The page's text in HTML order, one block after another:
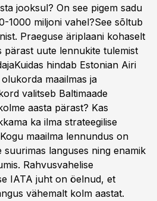
jooksul? On see pigem sadu
1000 miljoni vahel?See sõltub
Praeguse äriplaani kohaselt
pärast uute lennukite tulemist
hindab Estonian Airi
maailmas ja
valitseb Baltimaade
aasta pärast? Kas
ka ilma strateegilise
maailma lennundus on
suurimas languses ning enamik
Rahvusvahelise
IATA juht on öelnud, et
vähemalt kolm aastat.